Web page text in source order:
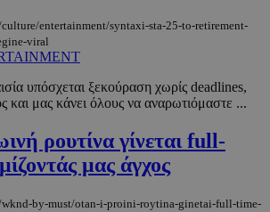
entertainment/syntaxi-sta-25-to-retirement-
viral
υπόσχεται ξεκούραση χωρίς deadlines,
και μας κάνει όλους να αναρωτιόμαστε ...
ρουτίνα γίνεται full-
μας άγχος
by-must/otan-i-proini-roytina-ginetai-full-time-